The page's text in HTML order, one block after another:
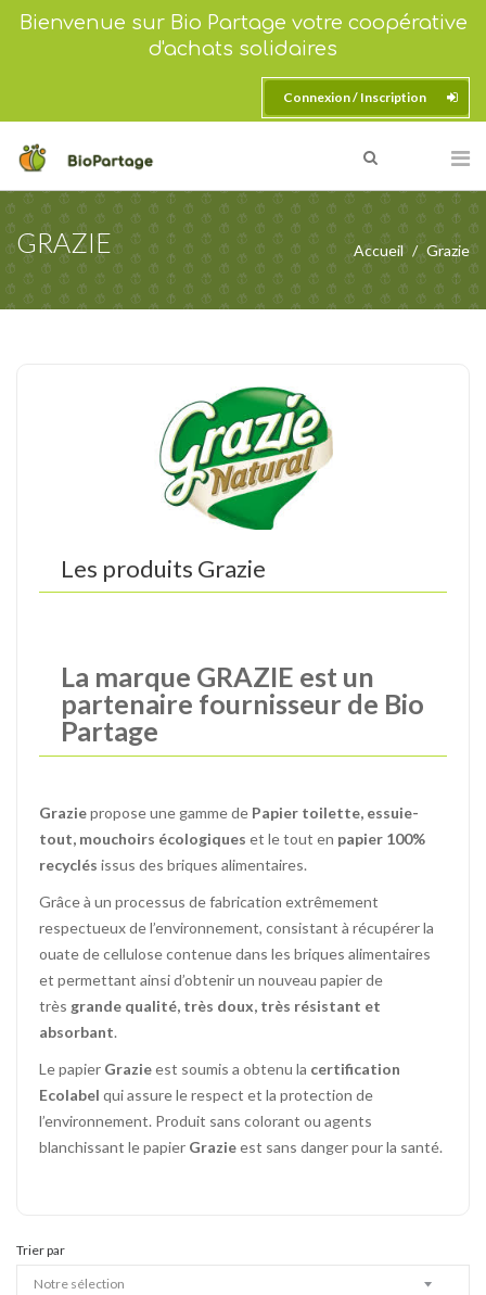
Bienvenue sur Bio Partage votre coopérative
d'achats solidaires
Connexion / Inscription
GRAZIE Accueil Grazie
Les produits Grazie
La marque GRAZIE est un
partenaire fournisseur de Bio
Partage
Graziepropose une gamme de Papier toilette, essuie-
tout, mouchoirs écologiques et le tout en papier 100%
recyclés issus des briques alimentaires.
Grâce à un processus de fabrication extrêmement
respectueux de l’environnement, consistant à récupérer la
ouate de cellulose contenue dans les briques alimentaires
et permettant ainsi d’obtenir un nouveau papier de
très grande qualité, très doux, très résistant et
absorbant.
Le papier Grazieest soumis a obtenu la certification
Ecolabel qui assure le respect et la protection de
l’environnement. Produit sans colorant ou agents
blanchissant le papier Grazieest sans danger pour la santé.
Trier par